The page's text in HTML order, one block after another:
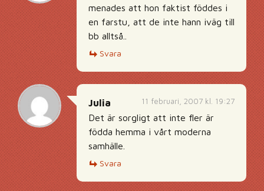
menades att hon faktist föddes i
en farstu, att de inte hann iväg till
bb alltså..
Svara
11 februari, 2007 kl. 19:27
Julia
Det är sorgligt att inte fler är
födda hemma i vårt moderna
samhälle.
Svara